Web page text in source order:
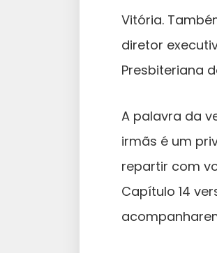
Vitória.
diretor
Presbiteriana
A palavra da
irmãs é um
repartir com
Capítulo 14